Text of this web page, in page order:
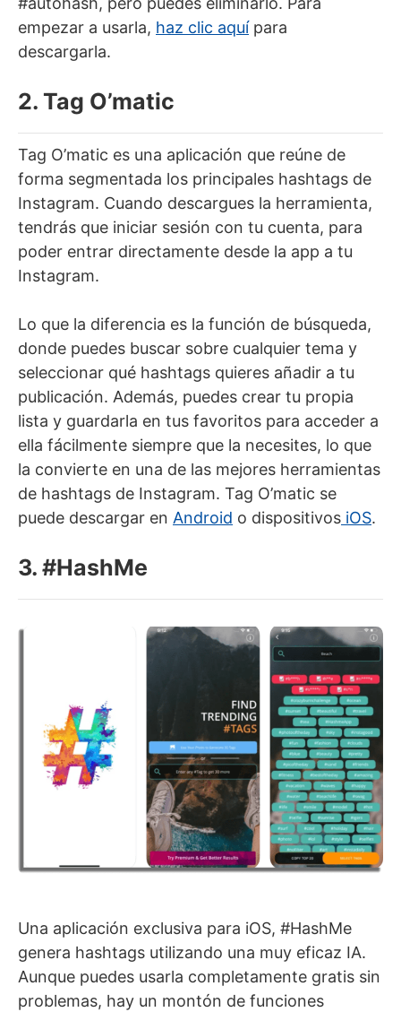
empezar a usarla, haz clic aquípara
descargarla.
2. Tag O’matic
Tag O’matic es una aplicación que reúne de
forma segmentada los principales hashtags de
Instagram. Cuando descargues la herramienta,
tendrás que iniciar sesión con tu cuenta, para
poder entrar directamente desde la app a tu
Instagram.
Lo que la diferencia es la función de búsqueda,
donde puedes buscar sobre cualquier tema y
seleccionar qué hashtags quieres añadir a tu
publicación. Además, puedes crear tu propia
lista y guardarla en tus favoritos para acceder a
ella fácilmente siempre que la necesites, lo que
la convierte en una de las mejores herramientas
de hashtags de Instagram. Tag O’matic se
puede descargar en Android o dispositivos iOS.
3. #HashMe
Una aplicación exclusiva para iOS, #HashMe
genera hashtags utilizando una muy eficaz IA.
Aunque puedes usarla completamente gratis sin
problemas, hay un montón de funciones